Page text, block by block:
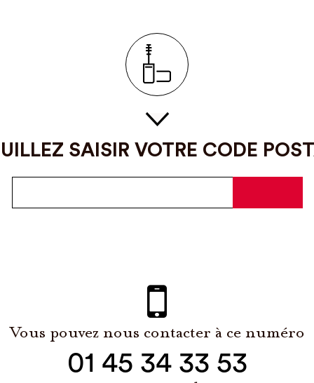
SAISIR VOTRE CODE
Vous pouvez nous contacter à ce numéro
01 45 34 33 53